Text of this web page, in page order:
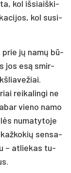
kol iš­siaiš­ki­
kol su­si­
prie jų na­mų bū­
jos esą smir­
rei­ka­lin­gi ne
vie­no na­mo
nu­ma­ty­to­je
sen­sa­
– at­lie­kas tu­